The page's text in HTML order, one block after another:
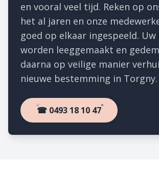
en vooral veel tijd. Reken op
het al jaren en onze
goed op elkaar ingespeeld. Uw
worden leeggemaakt en
daarna op veilige manier
nieuwe bestemming in Torgny.
☎ 0493 18 10 47